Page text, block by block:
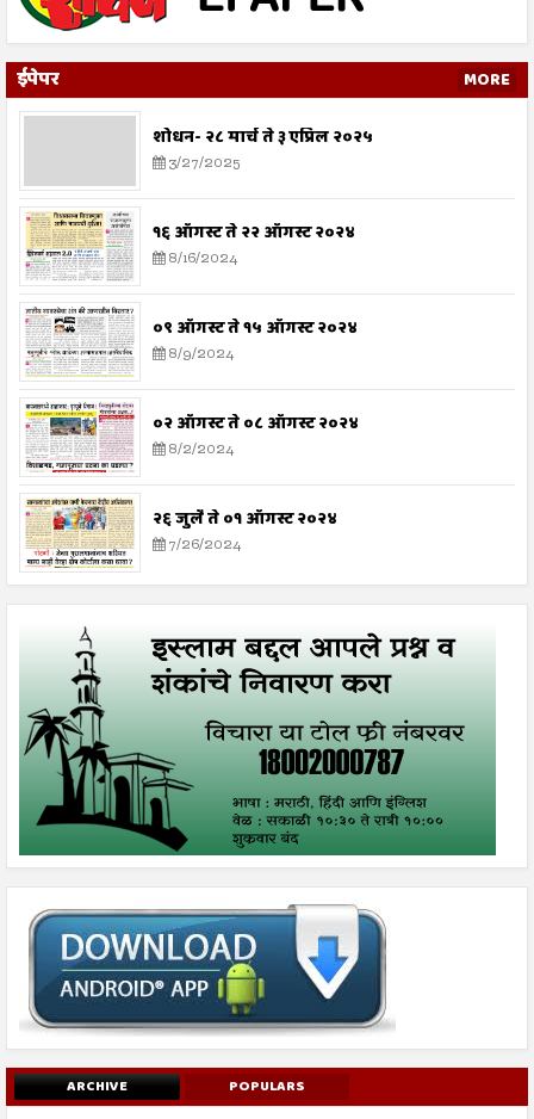
ईपेपर MORE
शोधन- २८ मार्च ते ३ एप्रिल २०२५
3/27/2025
१६ ऑगस्ट ते २२ ऑगस्ट २०२४
8/16/2024
०९ ऑगस्ट ते १५ ऑगस्ट २०२४
8/9/2024
०२ ऑगस्ट ते ०८ ऑगस्ट २०२४
8/2/2024
२६ जुलै ते ०१ ऑगस्ट २०२४
7/26/2024
ARCHIVE POPULARS